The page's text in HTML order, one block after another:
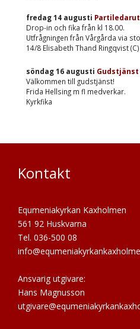
fredag 14 augusti
Drop-in och fika från kl 18.00.
Utfrågningen från Vårgårda via
14/8 Elisabeth Thand Ringqvist (C)
söndag 16 augusti Gudstjänst
Välkommen till gudstjänst!
Frida Hellsing m fl medverkar.
Kyrkfika
Kontakt
Equmeniakyrkan Kaxholmen
561 92 Huskvarna
Tel. 036-500 08
Ansvarig utgivare:
Hans Magnusson